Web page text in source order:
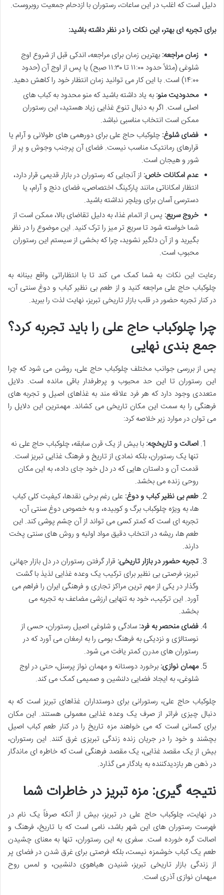
دلیل است که اغلب در این ساعات، رستوران با ازدحام جمعیت روبروست.
برای تجربه ای بهتر، این نکات را در نظر داشته باشید:
زمان مراجعه: بهترین زمان برای مراجعه، اندکی قبل از شروع اوج
شلوغی (مثلاً حدود ۱۱:۰۰ تا ۱۱:۳۰ صبح) یا پس از اوج آن (حدود
۱۴:۰۰) است. با این کار می توانید زمان انتظار خود را کاهش دهید.
محدودیت منو: به یاد داشته باشید که منو محدود به کباب های
اصلی است. اگر به دنبال تنوع غذایی زیاد هستید، این رستوران
ممکن است انتخاب مناسبی نباشد.
فضای شلوغ: چلوکباب حاج علی برای دورهمی های طولانی و آرام یا
قرارهای رمانتیک مناسب نیست. فضای آن پرجنب وجوش و پر از
شور و هیجان است.
عدم امکانات خاص: از آنجایی که رستوران در بازار قدیمی قرار دارد،
انتظار امکاناتی مانند پارکینگ اختصاصی، فضای دنج و آرام، یا
دسترسی آسان برای ویلچر نداشته باشید.
خروج سریع: پس از اتمام غذا، به دلیل تقاضای بالا، ممکن است از
شما خواسته شود تا سریع تر میز را ترک کنید. این موضوع را در نظر
بگیرید و از آن دلگیر نشوید، چرا که بخشی از سیستم این رستوران
محبوب است.
رعایت این نکات به شما کمک می کند تا با انتظاراتی واقع بینانه به
چلوکباب حاج علی مراجعه کنید و از طعم بی نظیر کباب و دوغ سنتی آن،
در کنار تجربه حضور در قلب بازار تاریخی تبریز، نهایت لذت را ببرید.
چرا چلوکباب حاج علی را باید تجربه کرد؟
جمع بندی نهایی
پس از بررسی جوانب مختلف چلوکباب حاج علی، روشن می شود که چرا
این رستوران تا این حد محبوب و پرطرفدار باقی مانده است. دلایل
متعددی وجود دارد که هر فرد علاقه مند به غذاهای اصیل و تجربه های
فرهنگی را به سمت این مکان تاریخی می کشاند. مهمترین این دلایل را
می توان در موارد زیر خلاصه کرد:
اصالت و تاریخچه: با بیش از یک قرن سابقه، چلوکباب حاج علی نه
تنها یک رستوران، بلکه نمادی از تاریخ و فرهنگ غذایی تبریز است.
قدمت آن و داستان هایی که در دل خود جای داده، به این مکان
روحی زنده می بخشد.
طعم بی نظیر کباب و دوغ: علی رغم برخی نقدها، کیفیت کلی کباب
ها، به ویژه چلوکباب برگ و کوبیده، و به خصوص دوغ سنتی آن،
تجربه ای است که کمتر کسی می تواند از آن چشم پوشی کند. این
طعم ها، ریشه در انتخاب دقیق مواد اولیه و روش های سنتی پخت
دارند.
تجربه حضور در بازار تاریخی: قرار گرفتن رستوران در دل بازار جهانی
تبریز، فرصتی بی نظیر برای ترکیب یک وعده غذایی لذیذ با گشت
وگذار در یکی از مهم ترین مراکز تجاری و فرهنگی ایران را فراهم می
آورد. این ترکیب، خود به تنهایی ارزشی مضاعف به تجربه می
بخشد.
فضای منحصر به فرد: سادگی و شلوغی اصیل رستوران، حسی از
نوستالژی و نزدیکی به فرهنگ بومی را به ارمغان می آورد که در
رستوران های مدرن کمتر یافت می شود.
مهمان نوازی: برخورد دوستانه و مهمان نواز پرسنل، حتی در اوج
شلوغی، به ایجاد فضایی دلنشین و صمیمی کمک می کند.
چلوکباب حاج علی، رستورانی برای دوستداران غذاهای تبریز است که به
دنبال چیزی فراتر از صرف یک وعده غذایی معمولی هستند. این مکان
برای کسانی است که می خواهند مزه تاریخ را در کنار طعم کباب اصیل
بچشند و خود را در جریان زنده زندگی تبریزی غرق کنند. این رستوران،
بیش از یک مقصد غذایی، یک مقصد فرهنگی است که خاطره ای ماندگار
در ذهن هر بازدیدکننده به یادگار می گذارد.
نتیجه گیری: مزه تبریز در خاطرات شما
در نهایت، چلوکباب حاج علی در تبریز، بیش از آنکه صرفاً یک نام در
فهرست رستوران های این شهر باشد، نامی است که با تاریخ، فرهنگ و
اصالت گره خورده است. سفری به این رستوران، تنها به معنای چشیدن
طعم یک کباب خوشمزه نیست، بلکه فرصتی برای غرق شدن در فضای پر
از زندگی بازار تاریخی تبریز، شنیدن هیاهوی دلنشین، و لمس روح
میهمان نوازی آذری است.